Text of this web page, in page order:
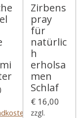
Zirbens
pray
für
natürlic
h
erholsa
men
Schlaf
€ 16,00
zzgl.